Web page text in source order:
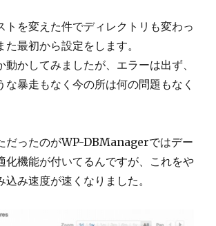
トを変えた件でディレクトリも変わっ
最初から設定をします。
動かしてみましたが、エラーは出ず、
な暴走もなく今の所は何の問題もなく
だったのがWP-DBManagerではデー
化機能が付いてるんですが、これをや
込み速度が速くなりました。